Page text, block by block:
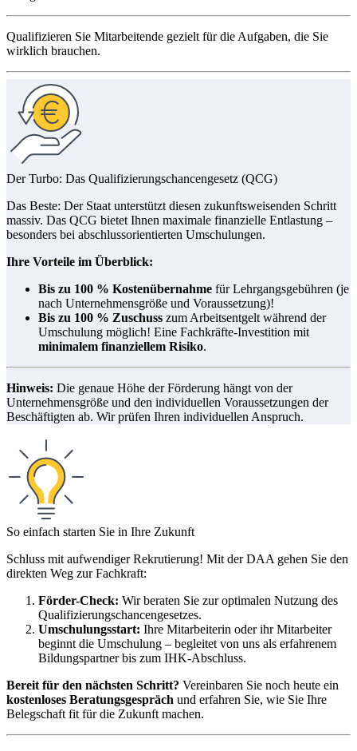
Qualifizieren Sie Mitarbeitende gezielt für die Aufgaben, die Sie
wirklich brauchen.
Der Turbo: Das Qualifizierungschancengesetz (QCG)
Das Beste: Der Staat unterstützt diesen zukunftsweisenden Schritt
massiv. Das QCG bietet Ihnen maximale finanzielle Entlastung –
besonders bei abschlussorientierten Umschulungen.
Ihre Vorteile im Überblick:
Bis zu 100 % Kostenübernahme für Lehrgangsgebühren (je
nach Unternehmensgröße und Voraussetzung)!
Bis zu 100 % Zuschuss zum Arbeitsentgelt während der
Umschulung möglich! Eine Fachkräfte-Investition mit
minimalem finanziellem Risiko.
Hinweis: Die genaue Höhe der Förderung hängt von der
Unternehmensgröße und den individuellen Voraussetzungen der
Beschäftigten ab. Wir prüfen Ihren individuellen Anspruch.
So einfach starten Sie in Ihre Zukunft
Schluss mit aufwendiger Rekrutierung! Mit der DAA gehen Sie den
direkten Weg zur Fachkraft:
Förder-Check: Wir beraten Sie zur optimalen Nutzung des
Qualifizierungschancengesetzes.
Umschulungsstart: Ihre Mitarbeiterin oder ihr Mitarbeiter
beginnt die Umschulung – begleitet von uns als erfahrenem
Bildungspartner bis zum IHK-Abschluss.
Bereit für den nächsten Schritt? Vereinbaren Sie noch heute ein
kostenloses Beratungsgespräch und erfahren Sie, wie Sie Ihre
Belegschaft fit für die Zukunft machen.